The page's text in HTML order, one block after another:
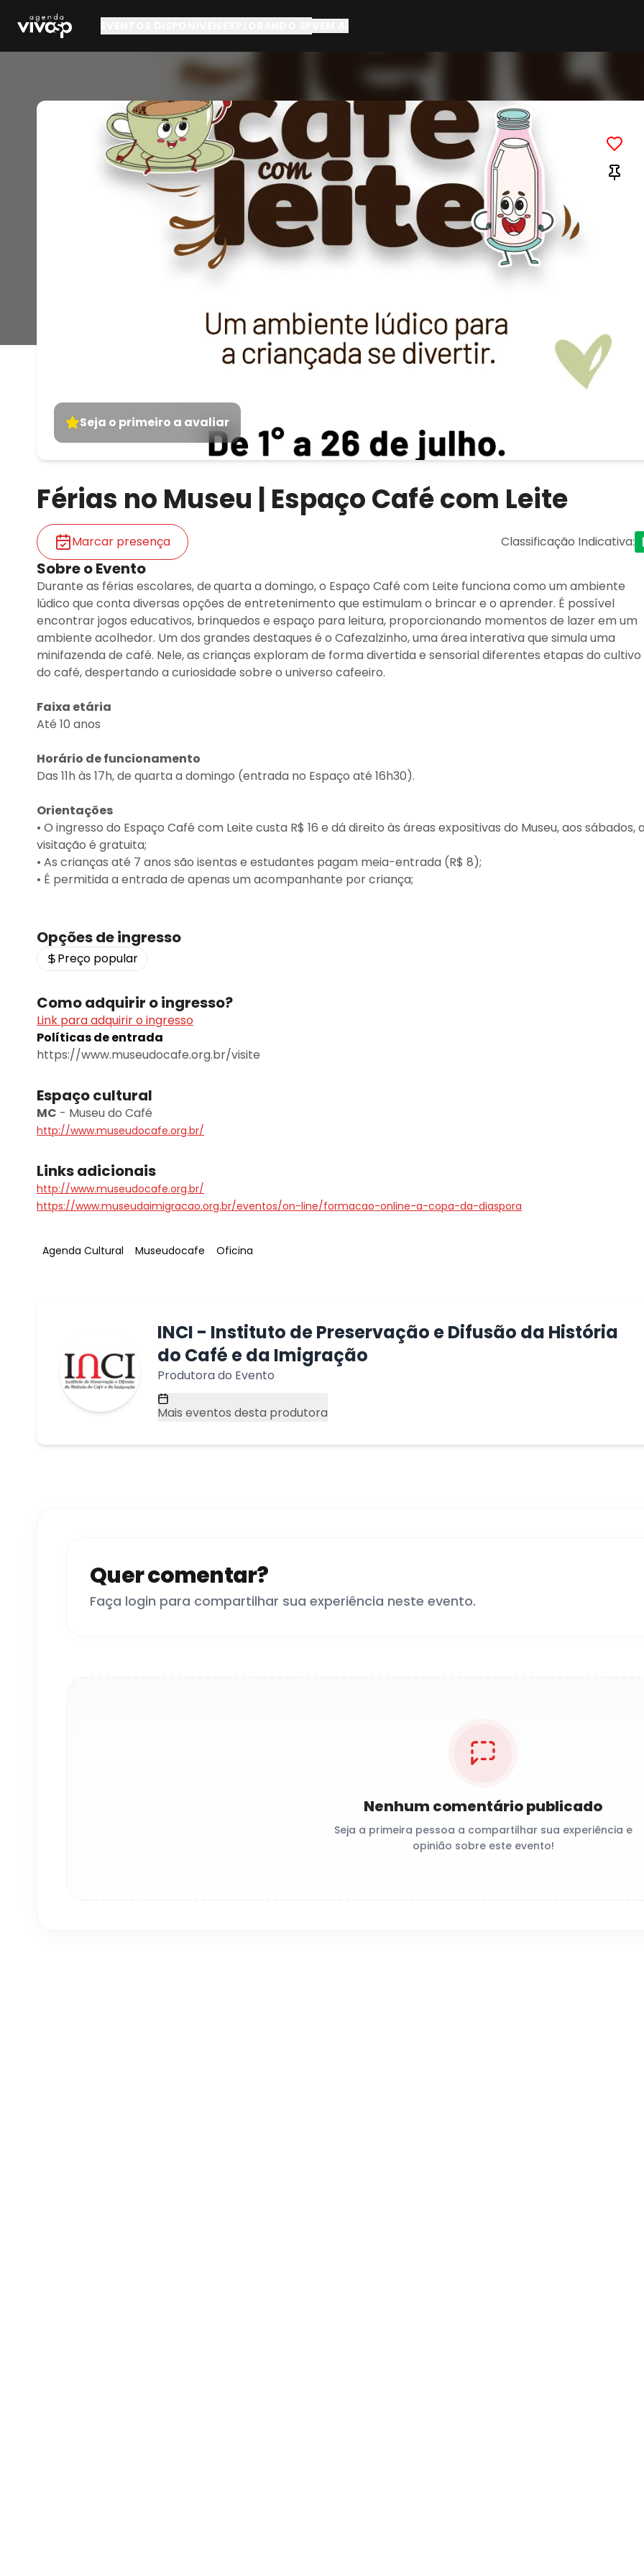
Seja o primeiro a avaliar
Férias no Museu | Espaço Café com Leite
Marcar presença Classificação Indicativa:
Sobre o Evento
Durante as férias escolares, dequarta a domingo, o Espaço Café com Leite funciona como um ambiente
lúdico que conta diversas opções de entretenimento que estimulam o brincar e o aprender. É possível
encontrar jogos educativos, brinquedos e espaço para leitura, proporcionando momentos de lazer em um
ambiente acolhedor. Um dos grandes destaques é o Cafezalzinho, uma área interativa que simula uma
minifazenda de café. Nele, as crianças exploram de forma divertida e sensorial diferentes etapas do cultivo
do café, despertando a curiosidade sobre o universo cafeeiro.
Faixa etária
Até 10 anos
Horário de funcionamento
Das 11h às 17h, de quarta a domingo (entrada no Espaço até 16h30).
Orientações
• O ingresso do Espaço Café com Leite custa R$ 16 e dá direito às áreas expositivas do Museu, aos sábados,
visitação é gratuita;
• As crianças até 7 anos são isentas e estudantes pagam meia-entrada (R$ 8);
• É permitida a entrada de apenas um acompanhante por criança;
Opções de ingresso
Preço popular
Como adquirir o ingresso?
Link para adquirir o ingresso
Políticas de entrada
https://www.museudocafe.org.br/visite
Espaço cultural
MC - Museu do Café
http://www.museudocafe.org.br/
Links adicionais
http://www.museudocafe.org.br/
https://www.museudaimigracao.org.br/eventos/on-line/formacao-online-a-copa-da-diaspora
Tag:
Agenda Cultural Tag:
Museudocafe Tag:
Oficina
INCI - Instituto de Preservação e Difusão da História
do Café e da Imigração
Produtora do Evento
Mais eventos desta produtora
Quer comentar?
Faça login para compartilhar sua experiência neste evento.
Nenhum comentário publicado
Seja a primeira pessoa a compartilhar sua experiência e
opinião sobre este evento!